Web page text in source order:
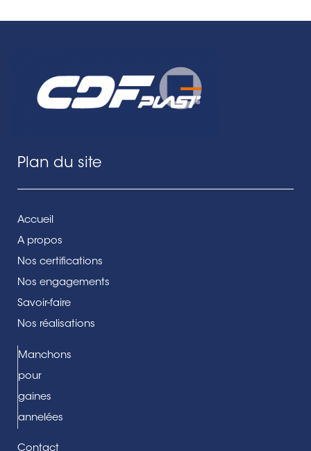
Plan du site
Accueil
A propos
Nos certifications
Nos engagements
Savoir-faire
Nos réalisations
Manchons
pour
gaines
annelées
Contact